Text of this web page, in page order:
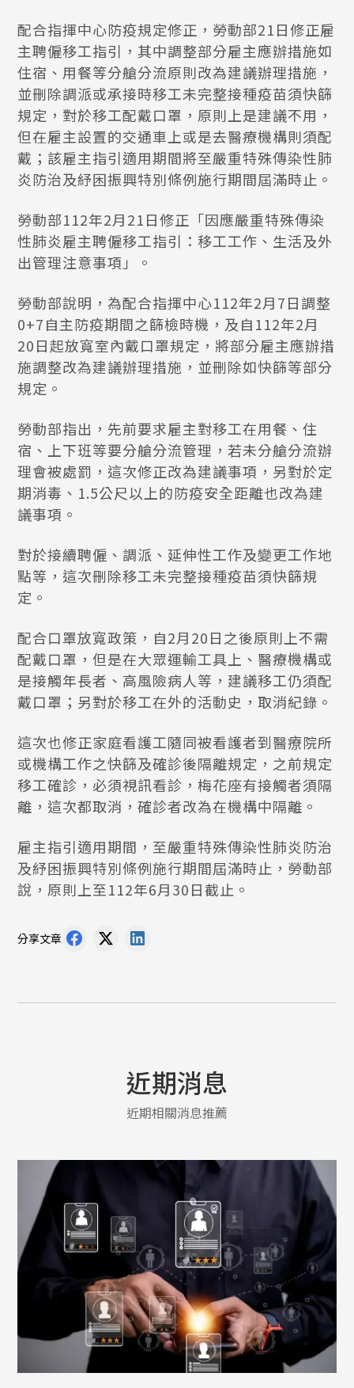
配合指揮中心防疫規定修正，勞動部21日修正雇
主聘僱移工指引，其中調整部分雇主應辦措施如
住宿、用餐等分艙分流原則改為建議辦理措施，
並刪除調派或承接時移工未完整接種疫苗須快篩
規定，對於移工配戴口罩，原則上是建議不用，
但在雇主設置的交通車上或是去醫療機構則須配
戴；該雇主指引適用期間將至嚴重特殊傳染性肺
炎防治及紓困振興特別條例施行期間屆滿時止。
勞動部112年2月21日修正「因應嚴重特殊傳染
性肺炎雇主聘僱移工指引：移工工作、生活及外
出管理注意事項」。
勞動部說明，為配合指揮中心112年2月7日調整
0+7自主防疫期間之篩檢時機，及自112年2月
20日起放寬室內戴口罩規定，將部分雇主應辦措
施調整改為建議辦理措施，並刪除如快篩等部分
規定。
勞動部指出，先前要求雇主對移工在用餐、住
宿、上下班等要分艙分流管理，若未分艙分流辦
理會被處罰，這次修正改為建議事項，另對於定
期消毒、1.5公尺以上的防疫安全距離也改為建
議事項。
對於接續聘僱、調派、延伸性工作及變更工作地
點等，這次刪除移工未完整接種疫苗須快篩規
定。
配合口罩放寬政策，自2月20日之後原則上不需
配戴口罩，但是在大眾運輸工具上、醫療機構或
是接觸年長者、高風險病人等，建議移工仍須配
戴口罩；另對於移工在外的活動史，取消紀錄。
這次也修正家庭看護工隨同被看護者到醫療院所
或機構工作之快篩及確診後隔離規定，之前規定
移工確診，必須視訊看診，梅花座有接觸者須隔
離，這次都取消，確診者改為在機構中隔離。
雇主指引適用期間，至嚴重特殊傳染性肺炎防治
及紓困振興特別條例施行期間屆滿時止，勞動部
說，原則上至112年6月30日截止。
分享文章
近期消息
近期相關消息推薦